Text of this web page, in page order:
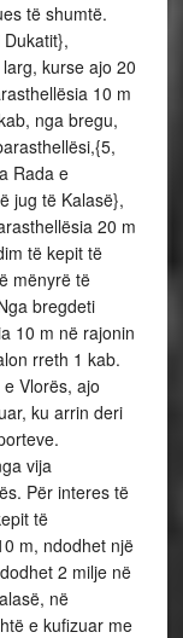
të shumtë.
kurse ajo 20
10 m
nga bregu,
Rada e
jug të Kalasë},
20 m
të kepit të
mënyrë të
bregdeti
10 m në rajonin
rreth 1 kab.
Vlorës, ajo
ku arrin deri
vija
Për interes të
të
m, ndodhet një
2 milje në
në
e kufizuar me